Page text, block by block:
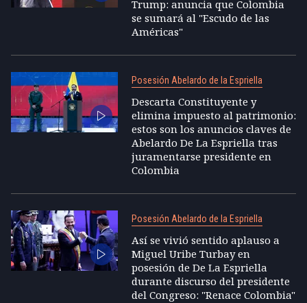
Trump: anuncia que Colombia
se sumará al "Escudo de las
Américas"
Posesión Abelardo de la Espriella
Descarta Constituyente y
elimina impuesto al patrimonio:
estos son los anuncios claves de
Abelardo De La Espriella tras
juramentarse presidente en
Colombia
Posesión Abelardo de la Espriella
Así se vivió sentido aplauso a
Miguel Uribe Turbay en
posesión de De La Espriella
durante discurso del presidente
del Congreso: "Renace Colombia"